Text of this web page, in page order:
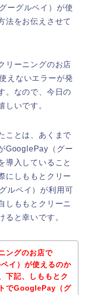
ーグルペイ）が使
法をお伝えさせて
リーニングのお店
えないエラーが発
。なので、今日の
しいです。
ことは、あくまで
GooglePay（グー
導入していること
にしももとクリー
ルペイ）が利用可
しももとクリーニ
ると幸いです。
ングのお店で
イ）が使えるのか
下記、しももとク
でGooglePay（グ